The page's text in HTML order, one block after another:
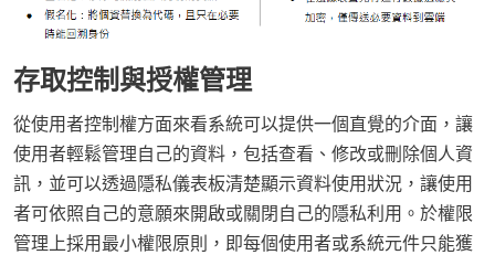
存取控制與授權管理
從使用者控制權方面來看系統可以提供一個直覺的介面，讓
使用者輕鬆管理自己的資料，包括查看、修改或刪除個人資
訊，並可以透過隱私儀表板清楚顯示資料使用狀況，讓使用
者可依照自己的意願來開啟或關閉自己的隱私利用。於權限
管理上採用最小權限原則，即每個使用者或系統元件只能獲